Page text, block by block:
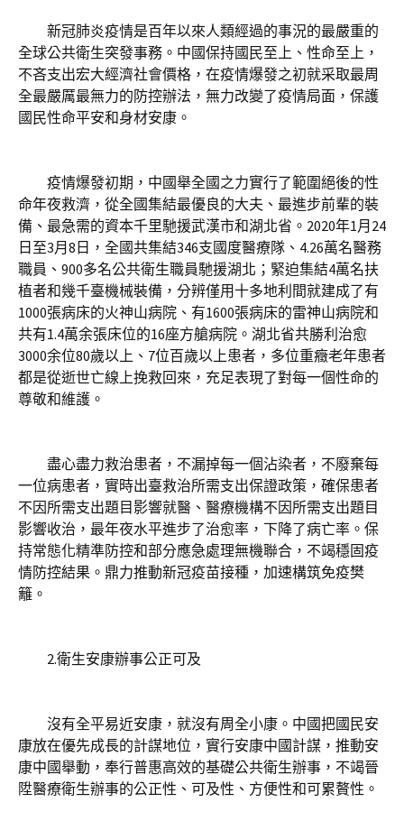
新冠肺炎疫情是百年以來人類經過的事況的最嚴重的
全球公共衛生突發事務。中國保持國民至上、性命至上，
不吝支出宏大經濟社會價格，在疫情爆發之初就采取最周
全最嚴厲最無力的防控辦法，無力改變了疫情局面，保護
國民性命平安和身材安康。
疫情爆發初期，中國舉全國之力實行了範圍絕後的性
命年夜救濟，從全國集結最優良的大夫、最進步前輩的裝
備、最急需的資本千里馳援武漢市和湖北省。2020年1月24
日至3月8日，全國共集結346支國度醫療隊、4.26萬名醫務
職員、900多名公共衛生職員馳援湖北；緊迫集結4萬名扶
植者和幾千臺機械裝備，分辨僅用十多地利間就建成了有
1000張病床的火神山病院、有1600張病床的雷神山病院和
共有1.4萬余張床位的16座方艙病院。湖北省共勝利治愈
3000余位80歲以上、7位百歲以上患者，多位重癥老年患者
都是從逝世亡線上挽救回來，充足表現了對每一個性命的
尊敬和維護。
盡心盡力救治患者，不漏掉每一個沾染者，不廢棄每
一位病患者，實時出臺救治所需支出保證政策，確保患者
不因所需支出題目影響就醫、醫療機構不因所需支出題目
影響收治，最年夜水平進步了治愈率，下降了病亡率。保
持常態化精準防控和部分應急處理無機聯合，不竭穩固疫
情防控結果。鼎力推動新冠疫苗接種，加速構筑免疫樊
籬。
2.衛生安康辦事公正可及
沒有全平易近安康，就沒有周全小康。中國把國民安
康放在優先成長的計謀地位，實行安康中國計謀，推動安
康中國舉動，奉行普惠高效的基礎公共衛生辦事，不竭晉
陞醫療衛生辦事的公正性、可及性、方便性和可累贅性。